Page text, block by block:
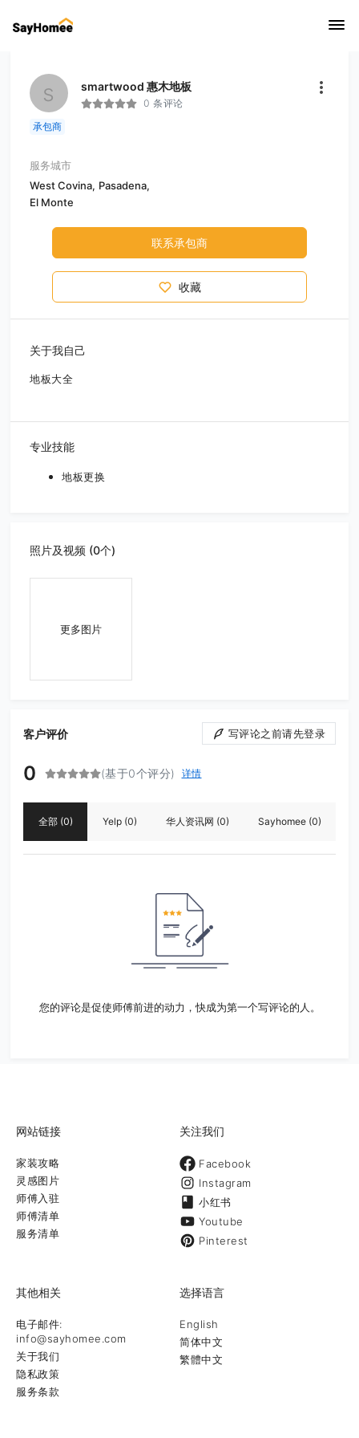
s smartwood 惠木地板
0 条评论
承包商
服务城市
West Covina, Pasadena,
El Monte
联系承包商
收藏
关于我自己
地板大全
专业技能
地板更换
照片及视频 (0个)
更多图片
客户评价 写评论之前请先登录
0 (基于0个评分) 详情
全部 (0) Yelp (0) 华人资讯网 (0) Sayhomee (0)
您的评论是促使师傅前进的动力，快成为第一个写评论的人。
网站链接
家装攻略
灵感图片
师傅入驻
师傅清单
服务清单
关注我们
Facebook
Instagram
小红书
Youtube
Pinterest
其他相关
电子邮件:
info@sayhomee.com
关于我们
隐私政策
服务条款
选择语言
English
简体中文
繁體中文